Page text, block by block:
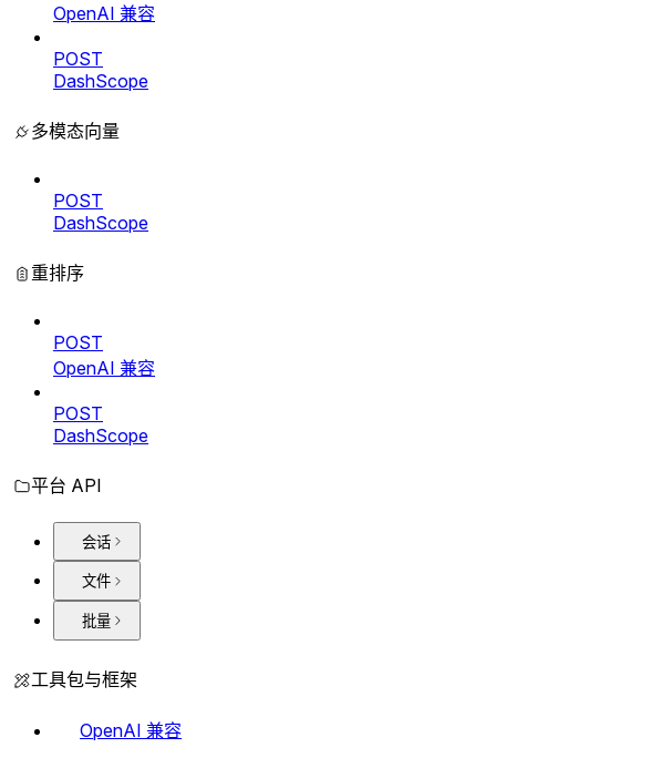
OpenAI 兼容
POST
DashScope
多模态向量
POST
DashScope
重排序
POST
OpenAI 兼容
POST
DashScope
平台 API
会话
文件
批量
工具包与框架
OpenAI 兼容